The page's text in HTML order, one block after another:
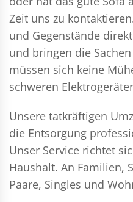
Zeit uns zu
und Gegenstände
und bringen die
müssen sich keine
schweren
Unsere tatkräftigen
die Entsorgung
Unser Service richtet
Haushalt. An Familien,
Paare, Singles und